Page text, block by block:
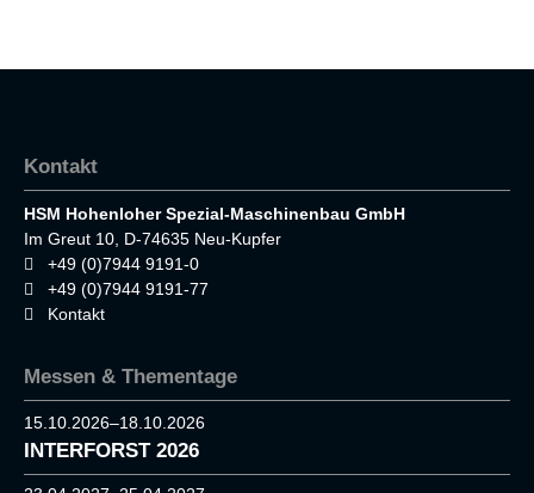
Kontakt
HSM Hohenloher Spezial-Maschinenbau GmbH
Im Greut 10, D-74635 Neu-Kupfer
+49 (0)7944 9191-0
+49 (0)7944 9191-77
Kontakt
Messen & Thementage
15.10.2026–18.10.2026
INTERFORST 2026